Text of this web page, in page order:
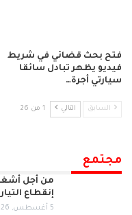
فتح بحث قضائي في شريط
فيديو يظهر تبادل سائقا
سيارتي أجرة…
السابق التالي 1 من 26
مجتمع
من أجل
إنقطاع
5 أغسطس, 2026